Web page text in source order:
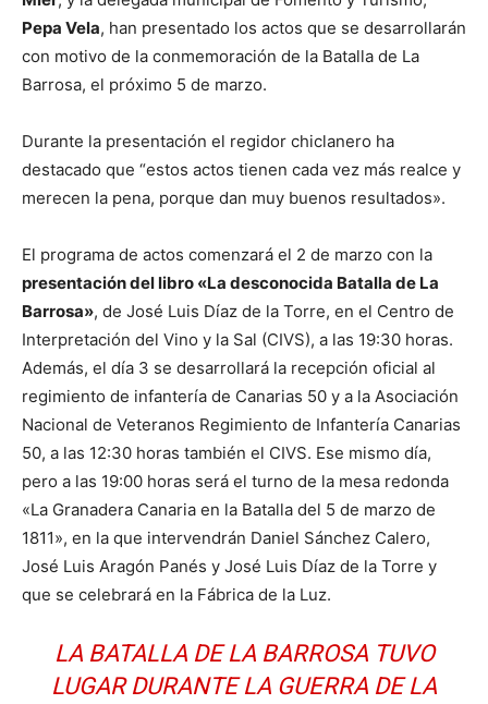
Pepa Vela, han presentado los actos que se desarrollarán
con motivo de la conmemoración de la Batalla de La
Barrosa, el próximo 5 de marzo.
Durante la presentación el regidor chiclanero ha
destacado que “estos actos tienen cada vez más realce y
merecen la pena, porque dan muy buenos resultados».
El programa de actos comenzará el 2 de marzo con la
presentación del libro «La desconocida Batalla de La
Barrosa», de José Luis Díaz de la Torre, en el Centro de
Interpretación del Vino y la Sal (CIVS), a las 19:30 horas.
Además, el día 3 se desarrollará la recepción oficial al
regimiento de infantería de Canarias 50 y a la Asociación
Nacional de Veteranos Regimiento de Infantería Canarias
50, a las 12:30 horas también el CIVS. Ese mismo día,
pero a las 19:00 horas será el turno de la mesa redonda
«La Granadera Canaria en la Batalla del 5 de marzo de
1811», en la que intervendrán Daniel Sánchez Calero,
José Luis Aragón Panés y José Luis Díaz de la Torre y
que se celebrará en la Fábrica de la Luz.
LA BATALLA DE LA BARROSA TUVO
LUGAR DURANTE LA GUERRA DE LA